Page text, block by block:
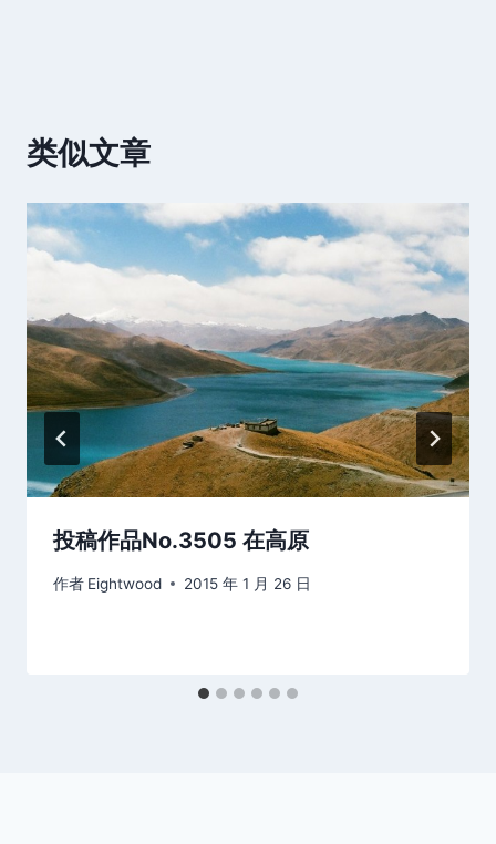
类似文章
投稿作品No.3505 在高原
作者 Eightwood 2015 年 1 月 26 日